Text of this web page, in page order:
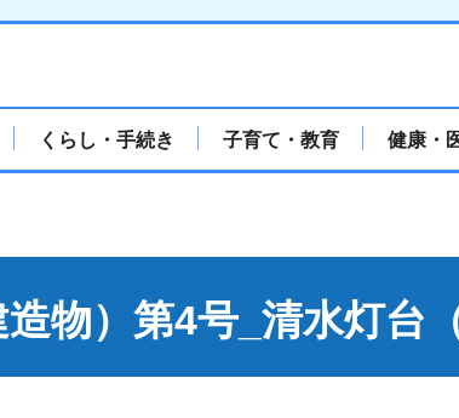
くらし・手続き 子育て・教育 健康・
物）第4号_清水灯台